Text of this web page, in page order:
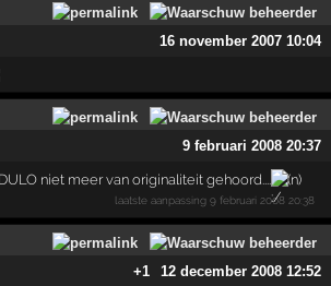
16 november 2007 10:04
9 februari 2008 20:37
niet meer van originaliteit gehoord.... (n)
laatste aanpassing9 februari 2008 20:38
+1 12 december 2008 12:52